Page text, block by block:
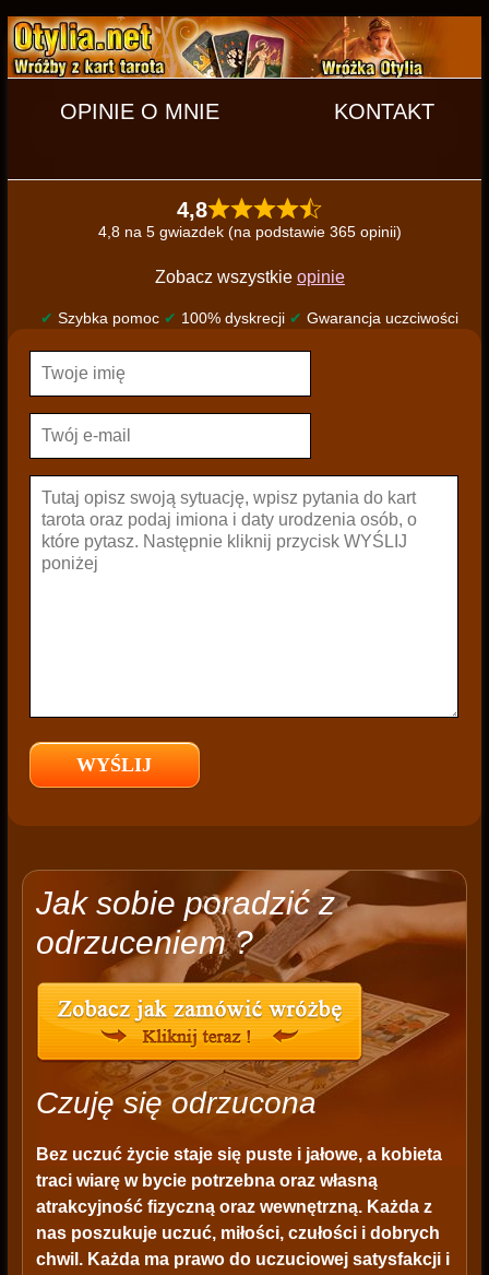
OPINIE O MNIE KONTAKT
4,8
4,8 na 5 gwiazdek (na podstawie 365 opinii)
Zobacz wszystkie opinie
✔ Szybka pomoc ✔ 100% dyskrecji ✔ Gwarancja uczciwości
Jak sobie poradzić z
odrzuceniem ?
Czuję się odrzucona
Bez uczuć życie staje się puste i jałowe, a kobieta
traci wiarę w bycie potrzebna oraz własną
atrakcyjność fizyczną oraz wewnętrzną. Każda z
nas poszukuje uczuć, miłości, czułości i dobrych
chwil. Każda ma prawo do uczuciowej satysfakcji i